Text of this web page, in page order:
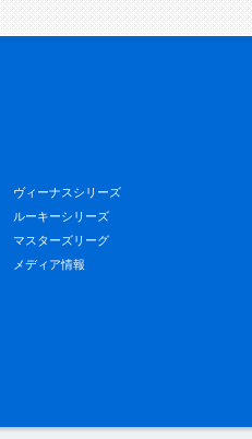
ヴィーナスシリーズ
ルーキーシリーズ
マスターズリーグ
メディア情報